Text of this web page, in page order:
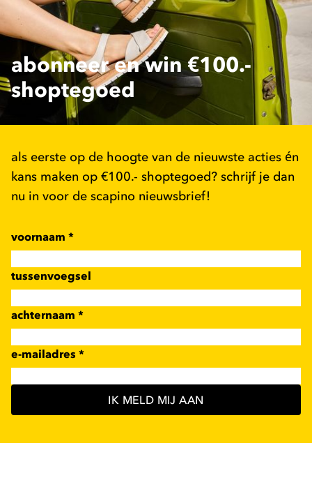
abonneer en win €100.-
shoptegoed
als eerste op de hoogte van de nieuwste acties én
kans maken op €100.- shoptegoed? schrijf je dan
nu in voor de scapino nieuwsbrief!
voornaam *
tussenvoegsel
achternaam *
e-mailadres *
IK MELD MIJ AAN